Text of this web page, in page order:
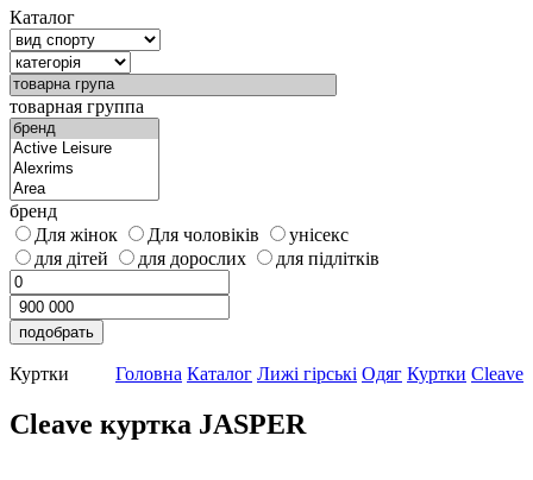
Каталог
товарная группа
бренд
Для жінок
Для чоловіків
унісекс
для дітей
для дорослих для підлітків
Куртки Головна Каталог Лижі гірські Одяг Куртки Cleave
Cleave куртка JASPER